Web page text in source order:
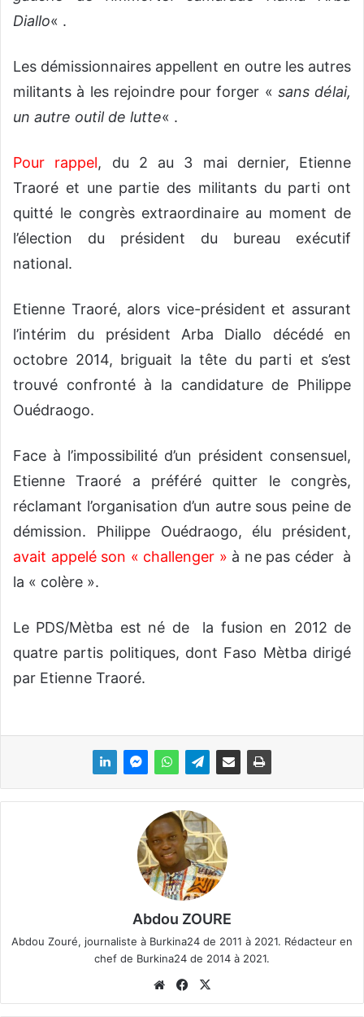
Diallo« .
Les démissionnaires appellent en outre les autres
militants à les rejoindre pour forger « sans délai,
un autre outil de lutte« .
Pour rappel, du 2 au 3 mai dernier, Etienne
Traoré et une partie des militants du parti ont
quitté le congrès extraordinaire au moment de
l’élection du président du bureau exécutif
national.
Etienne Traoré, alors vice-président et assurant
l’intérim du président Arba Diallo décédé en
octobre 2014, briguait la tête du parti et s’est
trouvé confronté à la candidature de Philippe
Ouédraogo.
Face à l’impossibilité d’un président consensuel,
Etienne Traoré a préféré quitter le congrès,
réclamant l’organisation d’un autre sous peine de
démission. Philippe Ouédraogo, élu président,
avait appelé son « challenger » à ne pas céder à
la « colère ».
Le PDS/Mètba est né de la fusion en 2012 de
quatre partis politiques, dont Faso Mètba dirigé
par Etienne Traoré.
Abdou ZOURE
Abdou Zouré, journaliste à Burkina24 de 2011 à 2021. Rédacteur en
chef de Burkina24 de 2014 à 2021.
We
bsi
Fa
ce